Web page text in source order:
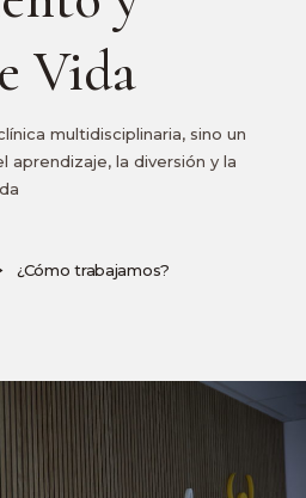
Vida
multidisciplinaria, sino un
la diversión y la
¿Cómo trabajamos?